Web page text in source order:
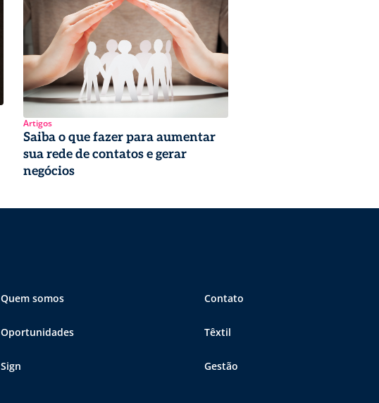
Artigos
Saiba o que fazer para aumentar
sua rede de contatos e gerar
negócios
Quem somos Contato
Oportunidades Têxtil
Sign Gestão